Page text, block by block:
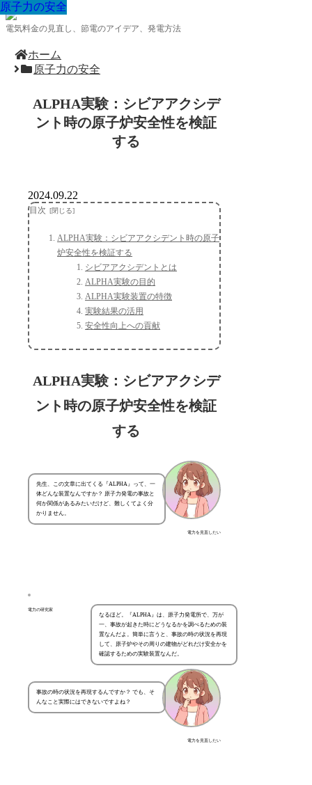
電気料金の見直し、節電のアイデア、発電方法
ホーム
原子力の安全
ALPHA実験：シビアアクシデ
ント時の原子炉安全性を検証
する
原子力の安全
2024.09.22
目次
ALPHA実験：シビアアクシデント時の原子
炉安全性を検証する
シビアアクシデントとは
ALPHA実験の目的
ALPHA実験装置の特徴
実験結果の活用
安全性向上への貢献
ALPHA実験：シビアアクシデ
ント時の原子炉安全性を検証
する
電力を見直したい
先生、この文章に出てくる『ALPHA』って、一
体どんな装置なんですか？ 原子力発電の事故と
何か関係があるみたいだけど、難しくてよく分
かりません。
電力の研究家
なるほど。『ALPHA』は、原子力発電所で、万が
一、事故が起きた時にどうなるかを調べるための装
置なんだよ。簡単に言うと、事故の時の状況を再現
して、原子炉やその周りの建物がどれだけ安全かを
確認するための実験装置なんだ。
電力を見直したい
事故の時の状況を再現するんですか？ でも、そ
んなこと実際にはできないですよね？
原子力の安全
原子力の安全
原子力の安全
原子力の安全
原子力の安全
原子力の安全
原子力の安全
原子力の安全